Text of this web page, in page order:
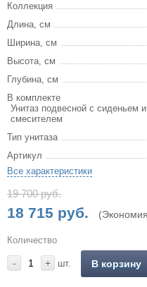
Коллекция
Длина, см
Ширина, см
Высота, см
Глубина, см
В комплекте
Унитаз подвесной с сиденьем
смесителем
Тип унитаза
Артикул
Все характеристики
19 700 руб.
18 715 руб.
Количество
- + шт. В корзину